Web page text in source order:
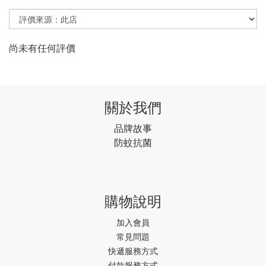
尚未有任何評價
關於我們
品牌故事
防蚊抗菌
購物說明
加入會員
常見問題
快遞服務方式